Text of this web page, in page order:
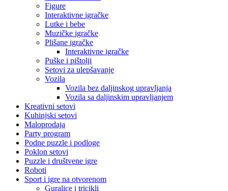
Figure
Interaktivne igračke
Lutke i bebe
Muzičke igračke
Plišane igračke
Interaktivne igračke
Puške i pištolji
Setovi za ulepšavanje
Vozila
Vozila bez daljinskog upravljanja
Vozila sa daljinskim upravljanjem
Kreativni setovi
Kuhinjski setovi
Maloprodaja
Party program
Podne puzzle i podloge
Poklon setovi
Puzzle i društvene igre
Roboti
Sport i igre na otvorenom
Guralice i tricikli